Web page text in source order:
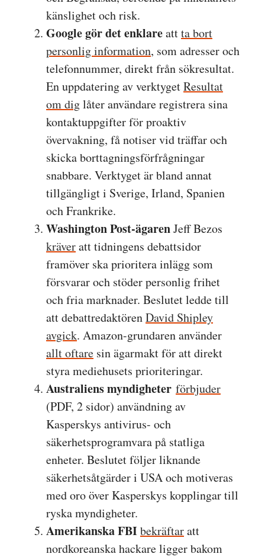
känslighet och risk.
Google gör det enklareattta bort
personlig information, som adresser och
telefonnummer, direkt från sökresultat.
En uppdatering av verktygetResultat
om diglåter användare registrera sina
kontaktuppgifter för proaktiv
övervakning, få notiser vid träffar och
skicka borttagningsförfrågningar
snabbare. Verktyget är bland annat
tillgängligt i Sverige, Irland, Spanien
och Frankrike.
Washington Post-ägarenJeff Bezos
kräveratt tidningens debattsidor
framöver ska prioritera inlägg som
försvarar och stöder personlig frihet
och fria marknader. Beslutet ledde till
att debattredaktörenDavid Shipley
avgick. Amazon-grundaren använder
allt oftare sin ägarmakt för att direkt
styra mediehusets prioriteringar.
Australiens myndigheter förbjuder
(PDF, 2 sidor) användning av
Kasperskys antivirus- och
säkerhetsprogramvara på statliga
enheter. Beslutet följer liknande
säkerhetsåtgärder i USA och motiveras
med oro över Kasperskys kopplingar till
ryska myndigheter.
Amerikanska FBIbekräftaratt
nordkoreanska hackare ligger bakom